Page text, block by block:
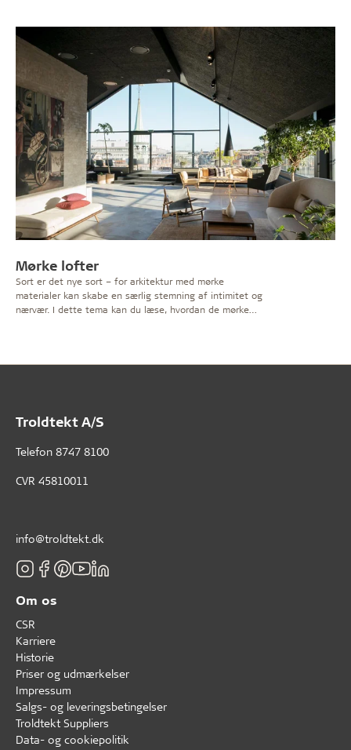
Mørke lofter
Sort er det nye sort – for arkitektur med mørke
materialer kan skabe en særlig stemning af intimitet og
nærvær. I dette tema kan du læse, hvordan de mørke
Troldtekt A/S
Telefon 8747 8100
CVR 45810011
info@troldtekt.dk
Om os
CSR
Karriere
Historie
Priser og udmærkelser
Impressum
Salgs- og leveringsbetingelser
Troldtekt Suppliers
Data- og cookiepolitik